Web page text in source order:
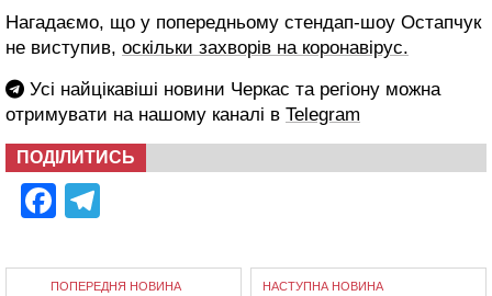
Нагадаємо, що у попередньому стендап-шоу Остапчук
не виступив, оскільки захворів на коронавірус.
Усі найцікавіші новини Черкас та регіону можна
отримувати на нашому каналі в Telegram
ПОДІЛИТИСЬ
Facebook
ПОПЕРЕДНЯ НОВИНА НАСТУПНА НОВИНА